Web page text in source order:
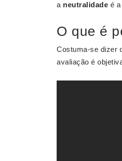
a neutralidade é
O que é
Costuma-se dizer
avaliação é